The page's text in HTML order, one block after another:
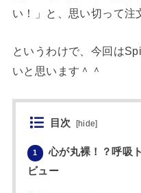
い！」と、思い切って注
というわけで、今回は
いと思います＾＾
目次 [hide]
1
心が丸裸！？呼吸
ビュー